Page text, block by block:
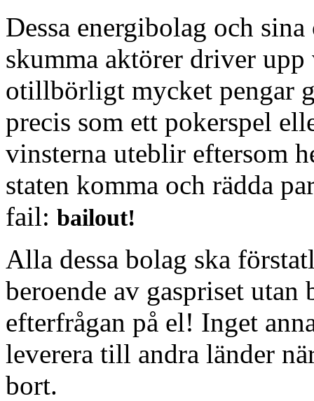
Dessa energibolag och
skumma aktörer driver
otillbörligt mycket pengar
precis som ett pokerspel
vinsterna uteblir eftersom
staten komma och rädda
fail: bailout!
Alla dessa bolag ska
beroende av gaspriset
efterfrågan på el! Inget
leverera till andra länder
bort.